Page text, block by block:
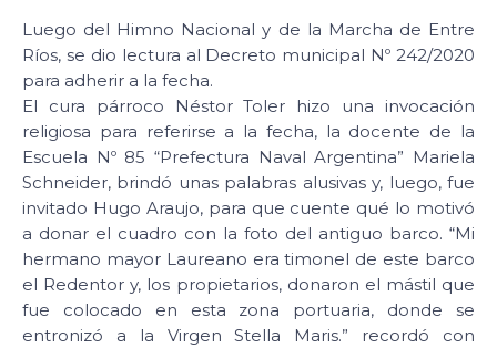
Luego del Himno Nacional y de la Marcha de Entre
Ríos, se dio lectura al Decreto municipal Nº 242/2020
para adherir a la fecha.
El cura párroco Néstor Toler hizo una invocación
religiosa para referirse a la fecha, la docente de la
Escuela Nº 85 “Prefectura Naval Argentina” Mariela
Schneider, brindó unas palabras alusivas y, luego, fue
invitado Hugo Araujo, para que cuente qué lo motivó
a donar el cuadro con la foto del antiguo barco. “Mi
hermano mayor Laureano era timonel de este barco
el Redentor y, los propietarios, donaron el mástil que
fue colocado en esta zona portuaria, donde se
entronizó a la Virgen Stella Maris.” recordó con